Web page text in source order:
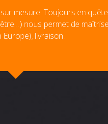
mesure. Toujours en
nous permet de
Europe), livraison.